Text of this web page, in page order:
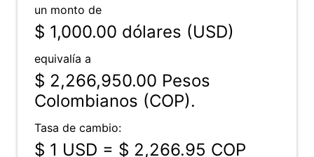
un monto de
$ 1,000.00 dólares (USD)
equivalía a
$ 2,266,950.00 Pesos
Colombianos (COP).
Tasa de cambio:
$ 1 USD = $ 2,266.95 COP